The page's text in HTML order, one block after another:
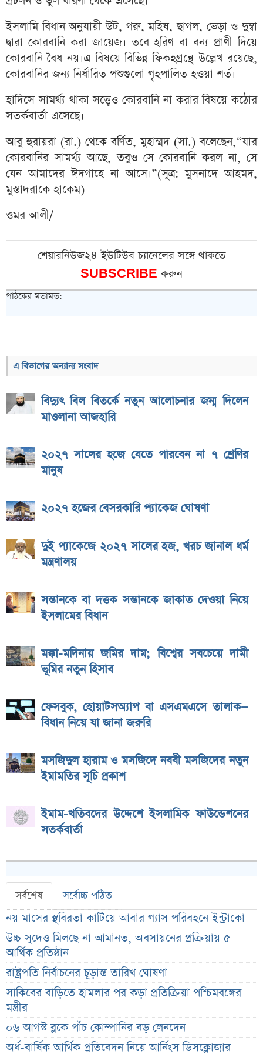
ইসলামি বিধান অনুযায়ী উট, গরু, মহিষ, ছাগল, ভেড়া ও দুম্বা
দ্বারা কোরবানি করা জায়েজ। তবে হরিণ বা বন্য প্রাণী দিয়ে
কোরবানি বৈধ নয়।এ বিষয়ে বিভিন্ন ফিকহগ্রন্থে উল্লেখ রয়েছে,
কোরবানির জন্য নির্ধারিত পশুগুলো গৃহপালিত হওয়া শর্ত।
হাদিসে সামর্থ্য থাকা সত্ত্বেও কোরবানি না করার বিষয়ে কঠোর
সতর্কবার্তা এসেছে।
আবু হুরায়রা (রা.) থেকে বর্ণিত, মুহাম্মদ (সা.) বলেছেন,“যার
কোরবানির সামর্থ্য আছে, তবুও সে কোরবানি করল না, সে
যেন আমাদের ঈদগাহে না আসে।”(সূত্র: মুসনাদে আহমদ,
মুস্তাদরাকে হাকেম)
ওমর আলী/
শেয়ারনিউজ২৪ ইউটিউব চ্যানেলের সঙ্গে থাকতে
SUBSCRIBEকরুন
পাঠকের মতামত:
এ বিভাগের অন্যান্য সংবাদ
বিদ্যুৎ বিল বিতর্কে নতুন আলোচনার জন্ম দিলেন
মাওলানা আজহারি
২০২৭ সালের হজে যেতে পারবেন না ৭ শ্রেণির
মানুষ
২০২৭ হজের বেসরকারি প্যাকেজ ঘোষণা
দুই প্যাকেজে ২০২৭ সালের হজ, খরচ জানাল ধর্ম
মন্ত্রণালয়
সন্তানকে বা দত্তক সন্তানকে জাকাত দেওয়া নিয়ে
ইসলামের বিধান
মক্কা-মদিনায় জমির দাম; বিশ্বের সবচেয়ে দামী
ভূমির নতুন হিসাব
ফেসবুক, হোয়াটসঅ্যাপ বা এসএমএসে তালাক—
বিধান নিয়ে যা জানা জরুরি
মসজিদুল হারাম ও মসজিদে নববী মসজিদের নতুন
ইমামতির সূচি প্রকাশ
ইমাম-খতিবদের উদ্দেশে ইসলামিক ফাউন্ডেশনের
সতর্কবার্তা
সর্বশেষ সর্বোচ্চ পঠিত
নয় মাসের স্থবিরতা কাটিয়ে আবার গ্যাস পরিবহনে ইন্ট্রাকো
উচ্চ সুদেও মিলছে না আমানত, অবসায়নের প্রক্রিয়ায় ৫
আর্থিক প্রতিষ্ঠান
রাষ্ট্রপতি নির্বাচনের চূড়ান্ত তারিখ ঘোষণা
সাকিবের বাড়িতে হামলার পর কড়া প্রতিক্রিয়া পশ্চিমবঙ্গের
মন্ত্রীর
০৬ আগস্ট ব্লকে পাঁচ কোম্পানির বড় লেনদেন
অর্ধ-বার্ষিক আর্থিক প্রতিবেদন নিয়ে আর্নিংস ডিসক্লোজার